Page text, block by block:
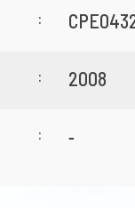
:
:
2008
: -